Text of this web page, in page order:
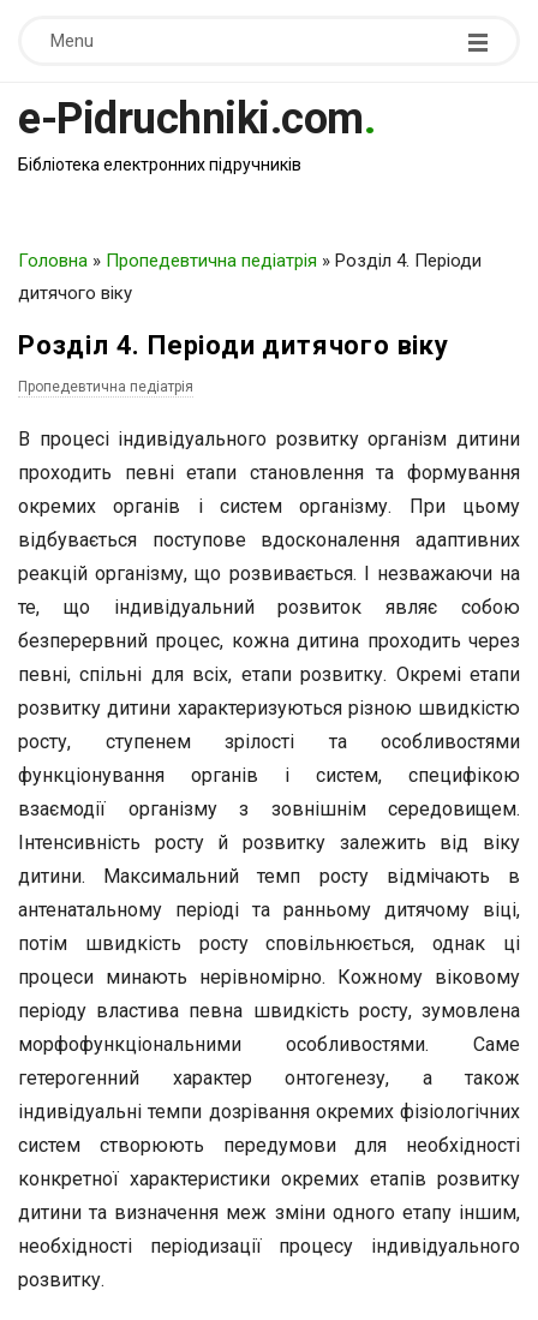
Menu
e-Pidruchniki.com.
Бібліотека електронних підручників
Головна » Пропедевтична педіатрія » Розділ 4. Періоди
дитячого віку
Розділ 4. Періоди дитячого віку
Пропедевтична педіатрія
В процесі індивідуального розвитку організм дитини
проходить певні етапи становлення та формування
окремих органів і систем організму. При цьому
відбувається поступове вдосконалення адаптивних
реакцій організму, що розвивається. І незважаючи на
те, що індивідуальний розвиток являє собою
безперервний процес, кожна дитина проходить через
певні, спільні для всіх, етапи розвитку. Окремі етапи
розвитку дитини характеризуються різною швидкістю
росту, ступенем зрілості та особливостями
функціонування органів і систем, специфікою
взаємодії організму з зовнішнім середовищем.
Інтенсивність росту й розвитку залежить від віку
дитини. Максимальний темп росту відмічають в
антенатальному періоді та ранньому дитячому віці,
потім швидкість росту сповільнюється, однак ці
процеси минають нерівномірно. Кожному віковому
періоду властива певна швидкість росту, зумовлена
морфофункціональними особливостями. Саме
гетерогенний характер онтогенезу, а також
індивідуальні темпи дозрівання окремих фізіологічних
систем створюють передумови для необхідності
конкретної характеристики окремих етапів розвитку
дитини та визначення меж зміни одного етапу іншим,
необхідності періодизації процесу індивідуального
розвитку.